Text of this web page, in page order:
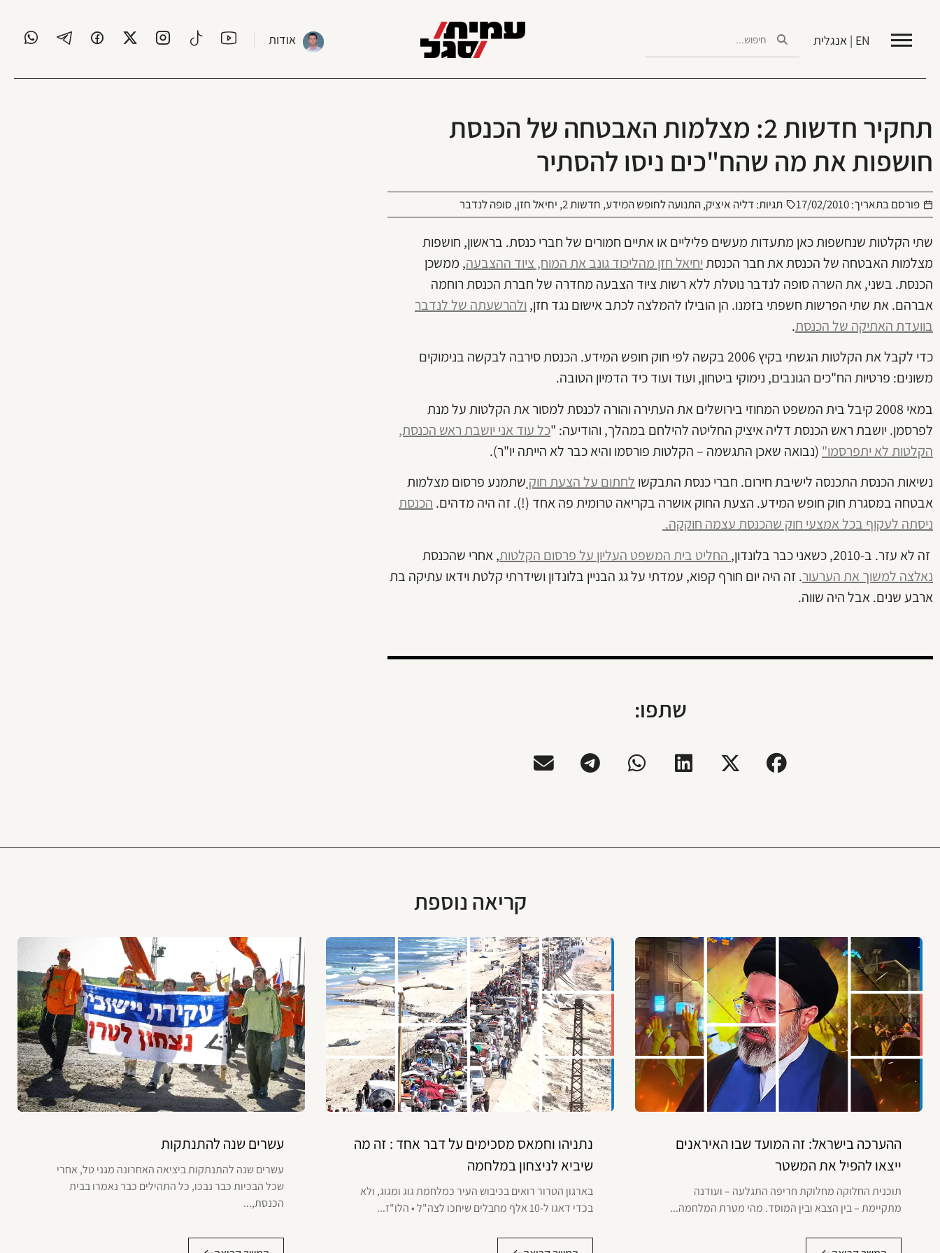
EN | אנגלית אודות
תחקיר חדשות 2: מצלמות האבטחה של הכנסת
חושפות את מה שהח"כים ניסו להסתיר
פורסם בתאריך:17/02/2010 תגיות: דליה איציק,התנועה לחופש המידע, חדשות 2 , יחיאל חזן, סופה לנדבר
שתי הקלטות שנחשפות כאן מתעדות מעשים פליליים או אתיים חמורים של חברי כנסת. בראשון, חושפות
מצלמות האבטחה של הכנסת את חבר הכנסתיחיאל חזן מהליכוד גונב את המוח, ציוד ההצבעה, ממשכן
הכנסת. בשני, את השרה סופה לנדבר נוטלת ללא רשות ציוד הצבעה מחדרה של חברת הכנסת רוחמה
אברהם. את שתי הפרשות חשפתי בזמנו. הן הובילו להמלצה לכתב אישום נגד חזן, ולהרשעתה של לנדבר
בוועדת האתיקה של הכנסת.
כדי לקבל את הקלטות הגשתי בקיץ 2006 בקשה לפי חוק חופש המידע. הכנסת סירבה לבקשה בנימוקים
משונים: פרטיות הח"כים הגונבים, נימוקי ביטחון, ועוד ועוד כיד הדמיון הטובה.
במאי 2008 קיבל בית המשפט המחוזי בירושלים את העתירה והורה לכנסת למסור את הקלטות על מנת
לפרסמן. יושבת ראש הכנסת דליה איציק החליטה להילחם במהלך, והודיעה: "כל עוד אני יושבת ראש הכנסת,
הקלטות לא יתפרסמו" (נבואה שאכן התגשמה – הקלטות פורסמו והיא כבר לא הייתה יו"ר).
נשיאות הכנסת התכנסה לישיבת חירום. חברי כנסת התבקשו לחתום על הצעת חוק שתמנע פרסום מצלמות
אבטחה במסגרת חוק חופש המידע. הצעת החוק אושרה בקריאה טרומית פה אחד (!). זה היה מדהים. הכנסת
ניסתה לעקוף בכל אמצעי חוק שהכנסת עצמה חוקקה.
זה לא עזר. ב-2010, כשאני כבר בלונדון,
החליט בית המשפט העליון על פרסום הקלטות, אחרי שהכנסת
נאלצה למשוך את הערעור. זה היה יום חורף קפוא, עמדתי על גג הבניין בלונדון ושידרתי קלטת וידאו עתיקה בת
ארבע שנים. אבל היה שווה.
שתפו:
קריאה נוספת
ההערכה בישראל: זה המועד שבו האיראנים
ייצאו להפיל את המשטר
תוכנית החלוקה מחלוקת חריפה התגלעה – ועודנה
מתקיימת – בין הצבא ובין המוסד. מהי מטרת המלחמה...
נתניהו וחמאס מסכימים על דבר אחד : זה מה
שיביא לניצחון במלחמה
בארגון הטרור רואים בכיבוש העיר כמלחמת גוג ומגוג, ולא
בכדי דאגו ל-10 אלף מחבלים שיחכו לצה"ל • הלו"ז...
עשרים שנה להתנתקות
עשרים שנה להתנתקות ביציאה האחרונה מגני טל, אחרי
שכל הבכיות כבר נבכו, כל התהילים כבר נאמרו בבית
הכנסת,...